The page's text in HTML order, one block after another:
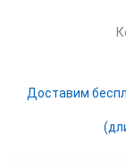
Доставим